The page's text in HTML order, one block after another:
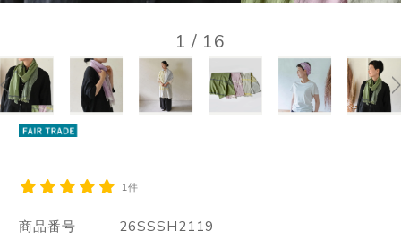
1 / 16
1件
商品番号
26SSSH2119